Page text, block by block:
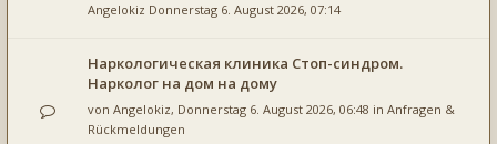
Angelokiz Donnerstag 6. August 2026, 07:14
Наркологическая клиника Стоп-синдром.
Нарколог на дом на дому
von Angelokiz, Donnerstag 6. August 2026, 06:48 in Anfragen &
Rückmeldungen